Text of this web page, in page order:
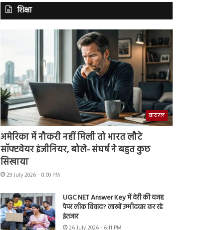
शिक्षा
वायरल
अमेरिका में नौकरी नहीं मिली तो भारत लौटे
सॉफ्टवेयर इंजीनियर, बोले- संघर्ष ने बहुत कुछ
सिखाया
29 July 2026 - 8:00 PM
UGC NET Answer Key में देरी की वजह
पेपर लीक विवाद? लाखों उम्मीदवार कर रहे
इंतजार
26 July 2026 - 6:11 PM